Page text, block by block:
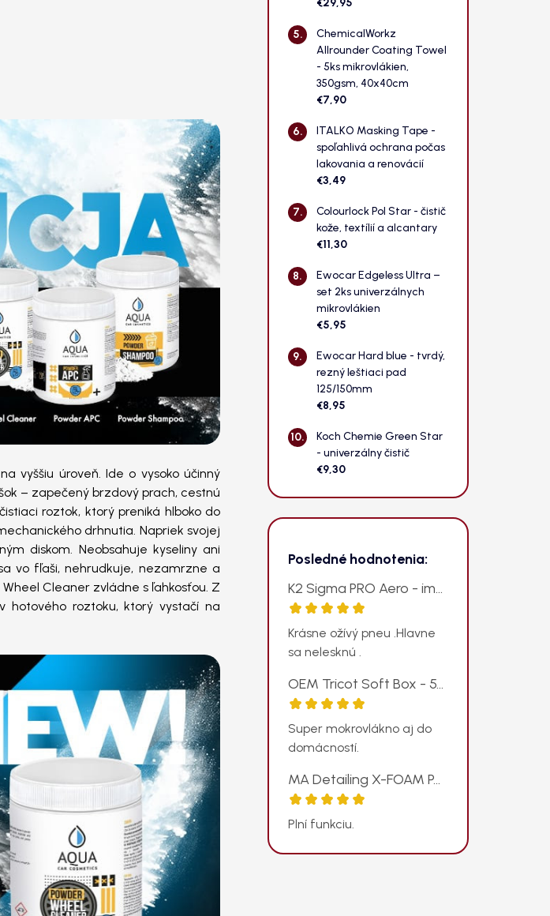
€29,95
ChemicalWorkz
Allrounder Coating Towel
- 5ks mikrovlákien,
350gsm, 40x40cm
€7,90
ITALKO Masking Tape -
spoľahlivá ochrana počas
lakovania a renovácií
€3,49
Colourlock Pol Star - čistič
kože, textílií a alcantary
€11,30
Ewocar Edgeless Ultra –
set 2ks univerzálnych
mikrovlákien
€5,95
Ewocar Hard blue - tvrdý,
rezný leštiaci pad
125/150mm
€8,95
Koch Chemie Green Star
- univerzálny čistič
€9,30
Posledné hodnotenia:
K2 Sigma PRO Aero - impregnácia pneumatík v spreji
Hodnotenie produktu je 5 z 5 hviezdičiek.
Krásne ožívý pneu .Hlavne
sa nelesknú .
OEM Tricot Soft Box - 50ks univerzálnych mikrovlákien v krabičke, 250gsm, 38x38cm, modrá
Hodnotenie produktu je 5 z 5 hviezdičiek.
Super mokrovlákno aj do
domácností.
MA Detailing X-FOAM PAD - odolný penový aplikátor
Hodnotenie produktu je 5 z 5 hviezdičiek.
Plní funkciu.
vyššiu úroveň. Ide o vysoko účinný
– zapečený brzdový prach, cestnú
roztok, ktorý preniká hlboko do
drhnutia. Napriek svojej
diskom. Neobsahuje kyseliny ani
vo fľaši, nehrudkuje, nezamrzne a
Cleaner zvládne s ľahkosťou. Z
hotového roztoku, ktorý vystačí na